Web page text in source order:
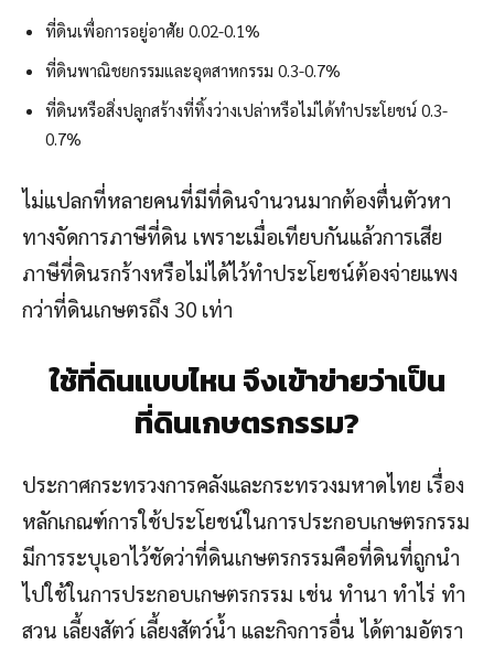
ที่ดินเพื่อการอยู่อาศัย 0.02-0.1%
ที่ดินพาณิชยกรรมและอุตสาหกรรม 0.3-0.7%
ที่ดินหรือสิ่งปลูกสร้างที่ทิ้งว่างเปล่าหรือไม่ได้ทำประโยชน์ 0.3-
0.7%
ไม่แปลกที่หลายคนที่มีที่ดินจำนวนมากต้องตื่นตัวหา
ทางจัดการภาษีที่ดิน เพราะเมื่อเทียบกันแล้วการเสีย
ภาษีที่ดินรกร้างหรือไม่ได้ไว้ทำประโยชน์ต้องจ่ายแพง
กว่าที่ดินเกษตรถึง 30 เท่า
ใช้ที่ดินแบบไหน จึงเข้าข่ายว่าเป็น
ที่ดินเกษตรกรรม?
ประกาศกระทรวงการคลังและกระทรวงมหาดไทย เรื่อง
หลักเกณฑ์การใช้ประโยชน์ในการประกอบเกษตรกรรม
มีการระบุเอาไว้ชัดว่าที่ดินเกษตรกรรมคือที่ดินที่ถูกนำ
ไปใช้ในการประกอบเกษตรกรรม เช่น ทำนา ทำไร่ ทำ
สวน เลี้ยงสัตว์ เลี้ยงสัตว์น้ำ และกิจการอื่น ได้ตามอัตรา